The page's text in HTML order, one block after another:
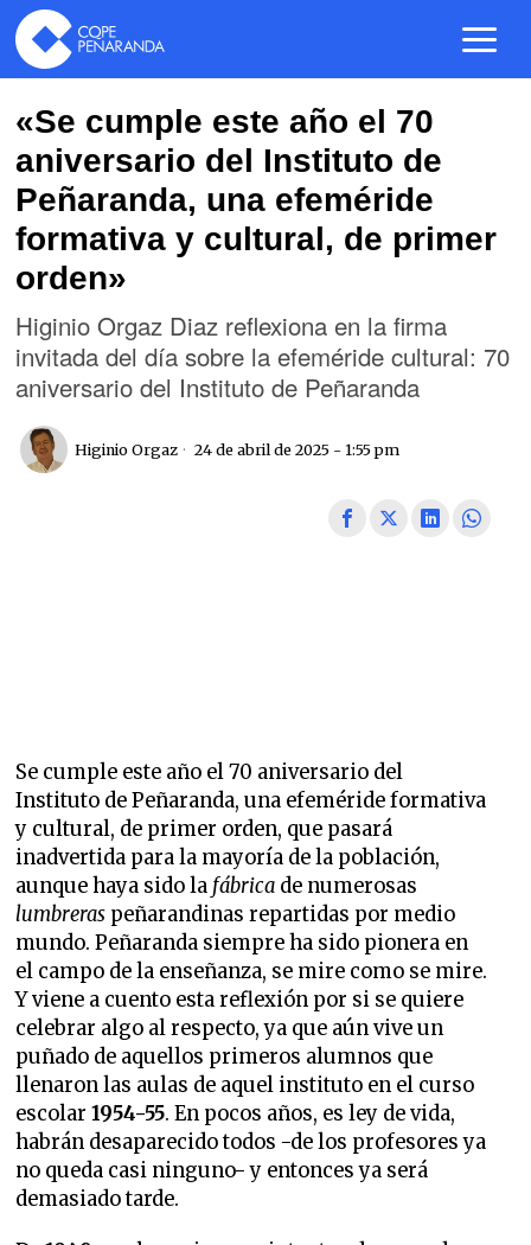
«Se cumple este año el 70
aniversario del Instituto de
Peñaranda, una efeméride
formativa y cultural, de primer
orden»
Higinio Orgaz Diaz reflexiona en la firma
invitada del día sobre la efeméride cultural: 70
aniversario del Instituto de Peñaranda
Higinio Orgaz 24 de abril de 2025 - 1:55 pm
Se cumple este año el 70 aniversario del
Instituto de Peñaranda, una efeméride formativa
y cultural, de primer orden, que pasará
inadvertida para la mayoría de la población,
aunque haya sido la fábrica de numerosas
lumbreras peñarandinas repartidas por medio
mundo. Peñaranda siempre ha sido pionera en
el campo de la enseñanza, se mire como se mire.
Y viene a cuento esta reflexión por si se quiere
celebrar algo al respecto, ya que aún vive un
puñado de aquellos primeros alumnos que
llenaron las aulas de aquel instituto en el curso
escolar1954-55. En pocos años, es ley de vida,
habrán desaparecido todos -de los profesores ya
no queda casi ninguno- y entonces ya será
demasiado tarde.